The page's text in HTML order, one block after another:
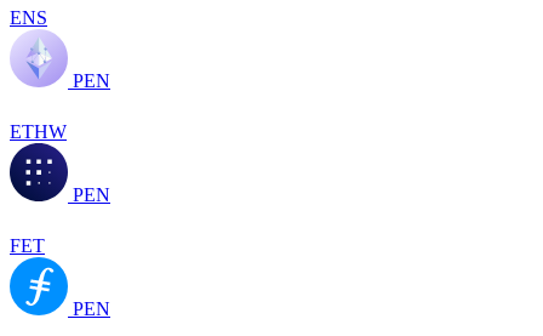
ENS
PEN
ETHW
PEN
FET
PEN